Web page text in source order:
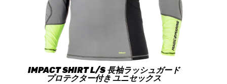
IMPACT SHIRT L/S 長袖ラッシュガード
プロテクター付き ユニセックス